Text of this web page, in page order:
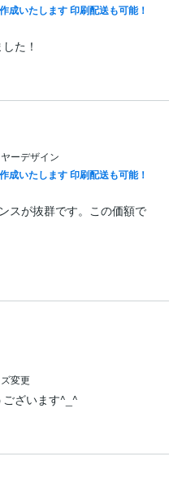
成いたします 印刷配送も可能！
た！
ーデザイン
成いたします 印刷配送も可能！
スが抜群です。この価額で
変更
ざいます^_^